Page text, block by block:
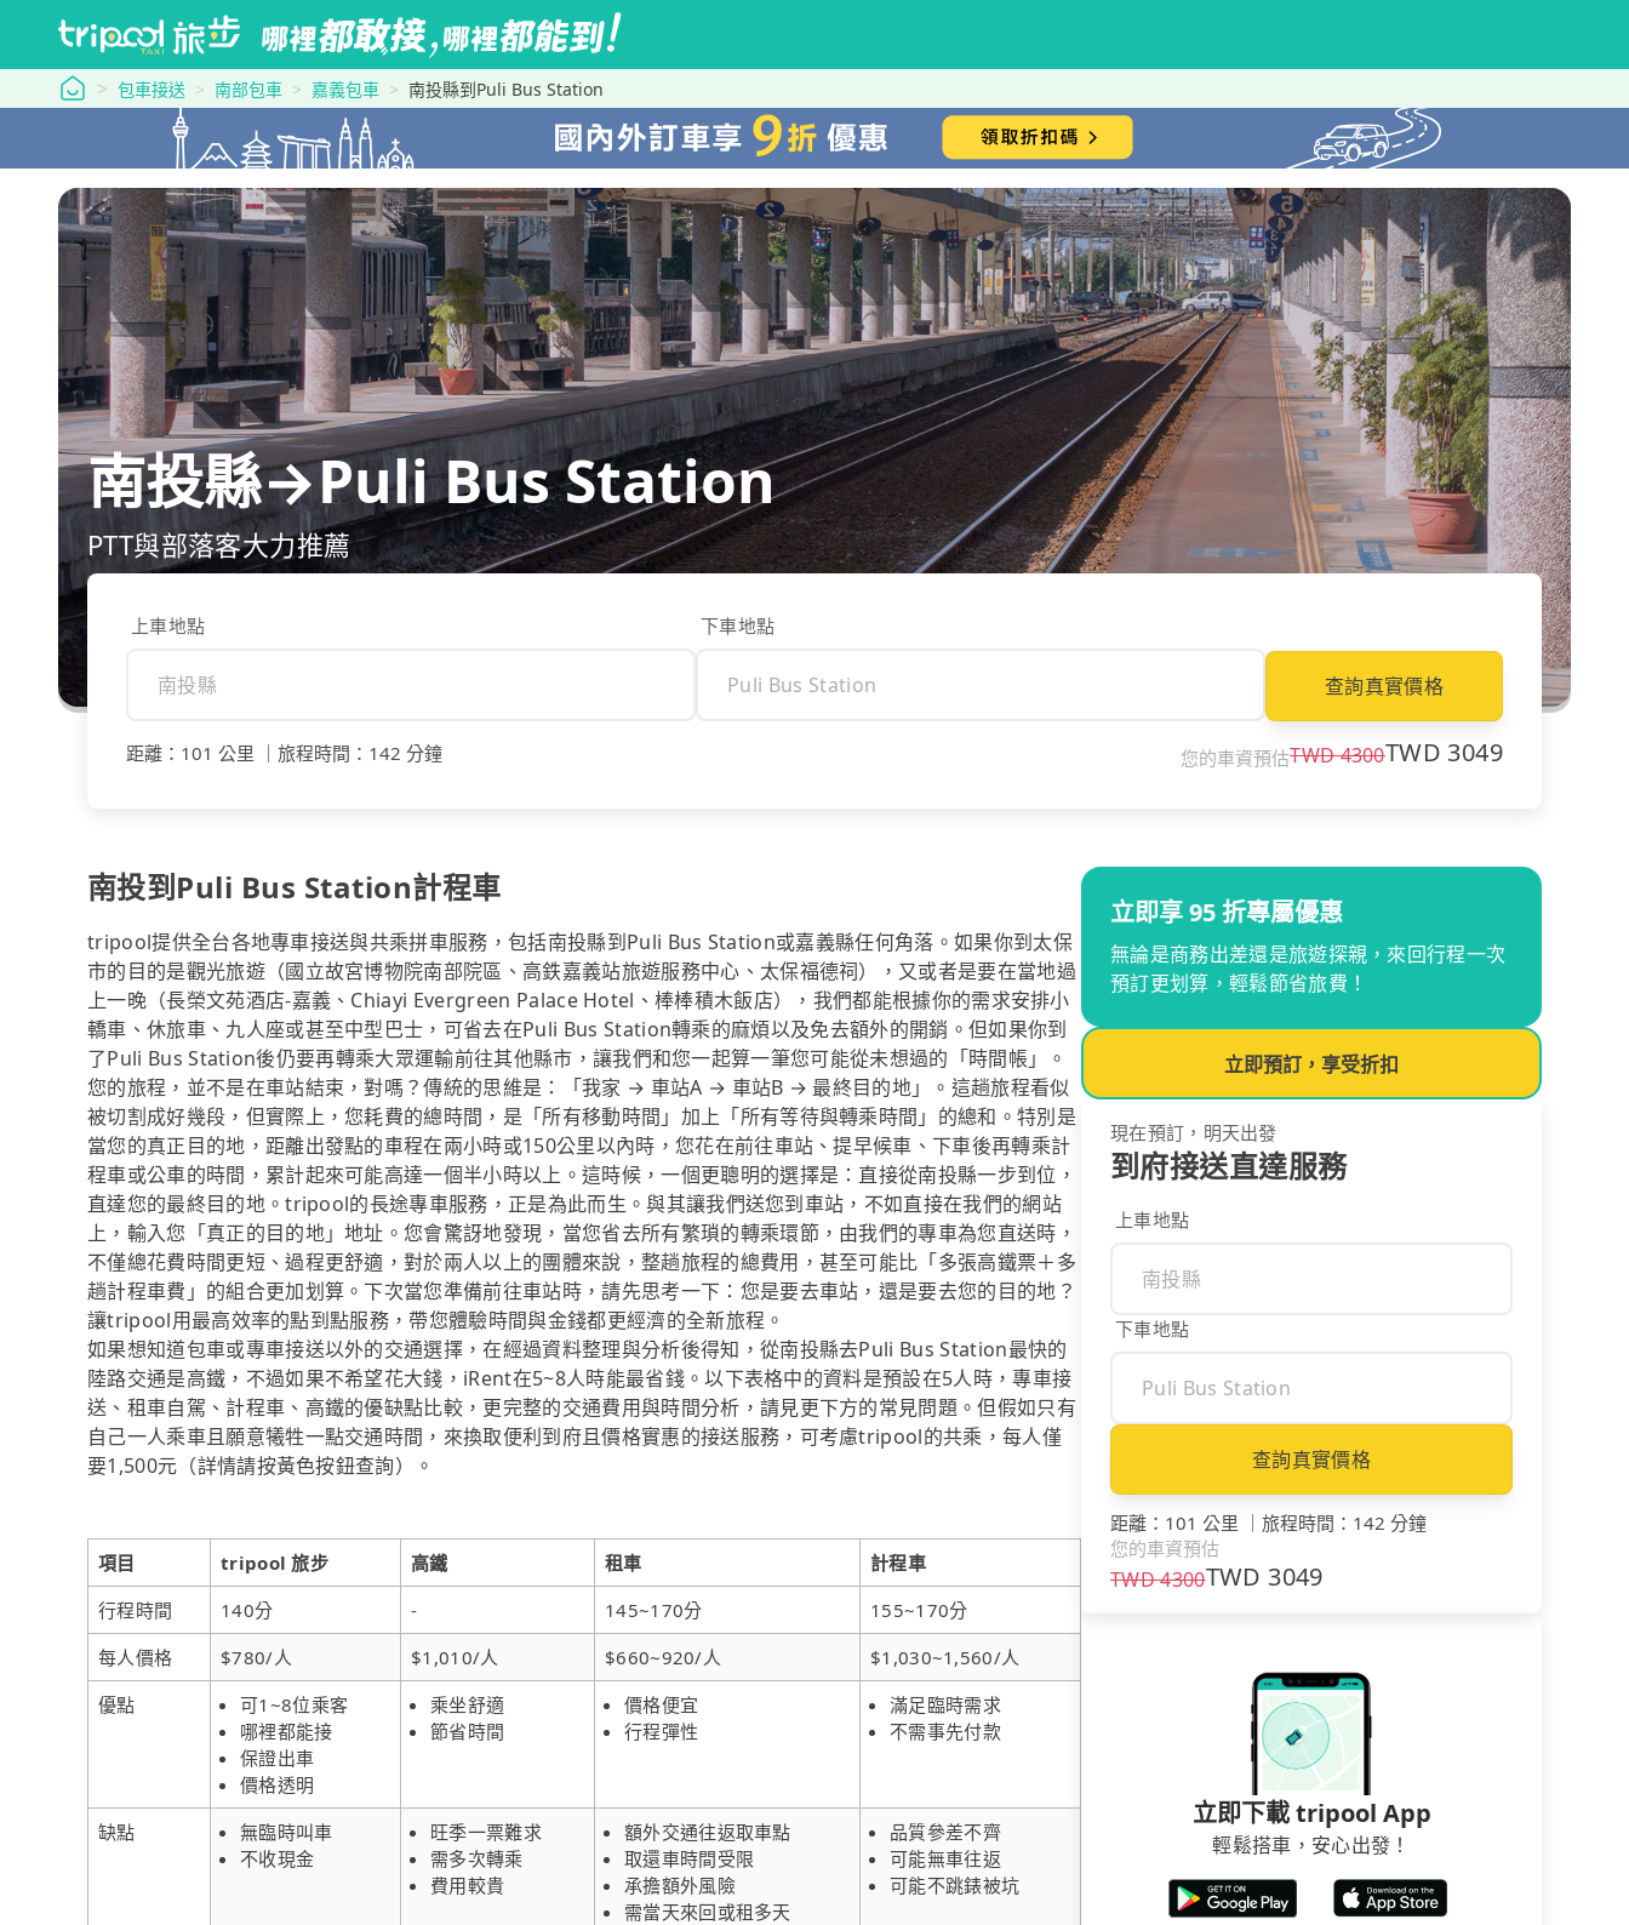
tripool 旅步
包車接送 南部包車 嘉義包車 南投縣到Puli Bus Station
南投縣→Puli Bus Station
PTT與部落客大力推薦
上車地點 下車地點
查詢真實價格
距離 ： 101 公里 旅程時間 ： 142 分鐘 您的車資預估TWD4300TWD 3049
南投到Puli Bus Station計程車
tripool提供全台各地專車接送與共乘拼車服務，包括南投縣到Puli Bus Station或嘉義縣任何角落。如果你到太保
市的目的是觀光旅遊（國立故宮博物院南部院區、高鉄嘉義站旅遊服務中心、太保福德祠），又或者是要在當地過
上一晚（長榮文苑酒店-嘉義、Chiayi Evergreen Palace Hotel、棒棒積木飯店），我們都能根據你的需求安排小
轎車、休旅車、九人座或甚至中型巴士，可省去在Puli Bus Station轉乘的麻煩以及免去額外的開銷。但如果你到
了Puli Bus Station後仍要再轉乘大眾運輸前往其他縣市，讓我們和您一起算一筆您可能從未想過的「時間帳」。
您的旅程，並不是在車站結束，對嗎？傳統的思維是：「我家 → 車站A → 車站B → 最終目的地」。這趟旅程看似
被切割成好幾段，但實際上，您耗費的總時間，是「所有移動時間」加上「所有等待與轉乘時間」的總和。特別是
當您的真正目的地，距離出發點的車程在兩小時或150公里以內時，您花在前往車站、提早候車、下車後再轉乘計
程車或公車的時間，累計起來可能高達一個半小時以上。這時候，一個更聰明的選擇是：直接從南投縣一步到位，
直達您的最終目的地。tripool的長途專車服務，正是為此而生。與其讓我們送您到車站，不如直接在我們的網站
上，輸入您「真正的目的地」地址。您會驚訝地發現，當您省去所有繁瑣的轉乘環節，由我們的專車為您直送時，
不僅總花費時間更短、過程更舒適，對於兩人以上的團體來說，整趟旅程的總費用，甚至可能比「多張高鐵票＋多
趟計程車費」的組合更加划算。下次當您準備前往車站時，請先思考一下：您是要去車站，還是要去您的目的地？
讓tripool用最高效率的點到點服務，帶您體驗時間與金錢都更經濟的全新旅程。
如果想知道包車或專車接送以外的交通選擇，在經過資料整理與分析後得知，從南投縣去Puli Bus Station最快的
陸路交通是高鐵，不過如果不希望花大錢，iRent在5~8人時能最省錢。以下表格中的資料是預設在5人時，專車接
送、租車自駕、計程車、高鐵的優缺點比較，更完整的交通費用與時間分析，請見更下方的常見問題。但假如只有
自己一人乘車且願意犧牲一點交通時間，來換取便利到府且價格實惠的接送服務，可考慮tripool的共乘，每人僅
要1,500元（詳情請按黃色按鈕查詢）。
項目 tripool 旅步 高鐵 租車
計程車
行程時間
140分 - 145~170分
155~170分
每人價格
$780/人 $1,010/人 $660~920/人
$1,030~1,560/人
優點
可1~8位乘客
哪裡都能接
保證出車
價格透明
乘坐舒適
節省時間
價格便宜
行程彈性
滿足臨時需求
不需事先付款
缺點
無臨時叫車
不收現金
旺季一票難求
需多次轉乘
費用較貴
額外交通往返取車點
取還車時間受限
承擔額外風險
需當天來回或租多天
品質參差不齊
可能無車往返
可能不跳錶被坑
立即享 95 折專屬優惠
無論是商務出差還是旅遊探親，來回行程一次
預訂更划算，輕鬆節省旅費！
立即預訂，享受折扣
現在預訂，明天出發
到府接送直達服務
上車地點
下車地點
查詢真實價格
距離 ： 101 公里 ｜ 旅程時間 ： 142 分鐘
您的車資預估
TWD4300TWD 3049
立即下載 tripool App
輕鬆搭車，安心出發！